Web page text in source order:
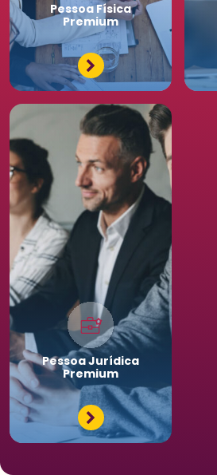
PessoaFísica
Premium
PessoaJurídica
Premium